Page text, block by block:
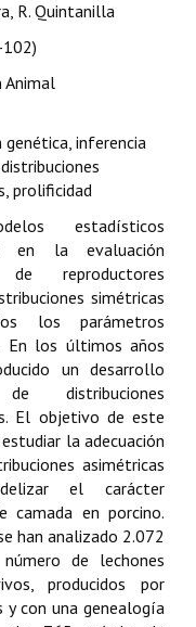
R. Quintanilla
Animal
genética, inferencia
prolificidad
estadísticos
en la evaluación
de reproductores
simétricas
los parámetros
En los últimos años
un desarrollo
distribuciones
El objetivo de este
la adecuación
asimétricas
el carácter
camada en porcino.
han analizado 2.072
de lechones
producidos por
y con una genealogía